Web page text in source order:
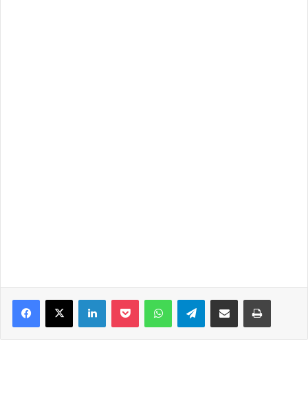
Facebook
X LinkedInPocket WhatsAppTelegramShare via Email Print